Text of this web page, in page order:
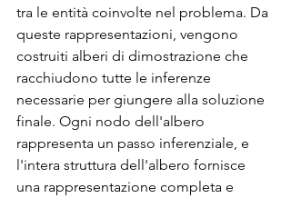
tra le entità coinvolte nel problema. Da
queste rappresentazioni, vengono
costruiti alberi di dimostrazione che
racchiudono tutte le inferenze
necessarie per giungere alla soluzione
finale. Ogni nodo dell'albero
rappresenta un passo inferenziale, e
l'intera struttura dell'albero fornisce
una rappresentazione completa e